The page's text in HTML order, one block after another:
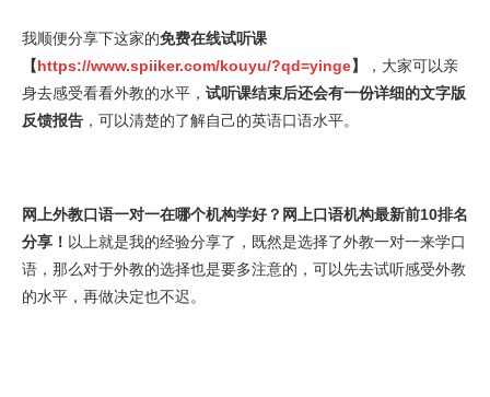
我顺便分享下这家的免费在线试听课
【https://www.spiiker.com/kouyu/?qd=yinge】
，大家可以亲
身去感受看看外教的水平， 试听课结束后还会有一份详细的文字版
反馈报告 ，可以清楚的了解自己的英语口语水平。
网上外教口语一对一在哪个机构学好？网上口语机构最新前10排名
分享！ 以上就是我的经验分享了，既然是选择了外教一对一来学口
语，那么对于外教的选择也是要多注意的，可以先去试听感受外教
的水平，再做决定也不迟。